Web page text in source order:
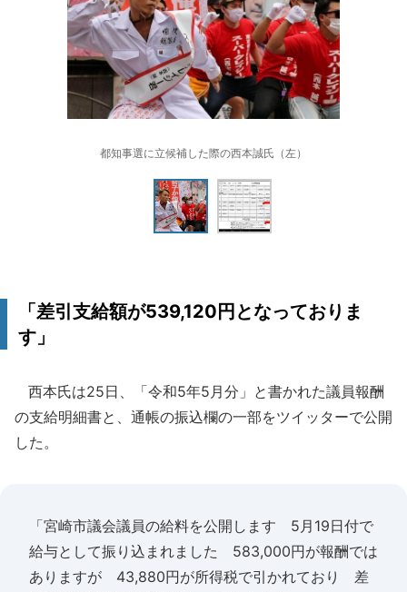
都知事選に立候補した際の西本誠氏（左）
「差引支給額が539,120円となっておりま
す」
西本氏は25日、「令和5年5月分」と書かれた議員報酬
の支給明細書と、通帳の振込欄の一部をツイッターで公開
した。
「宮崎市議会議員の給料を公開します 5月19日付で
給与として振り込まれました 583,000円が報酬では
ありますが 43,880円が所得税で引かれており 差